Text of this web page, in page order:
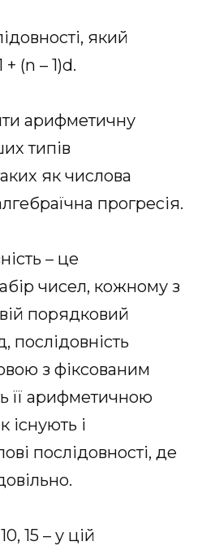
який
(n – 1)d.
арифметичну
типів
як числова
прогресія.
– це
чисел, кожному з
порядковий
послідовність
з фіксованим
її арифметичною
існують і
послідовності, де
15 – у цій